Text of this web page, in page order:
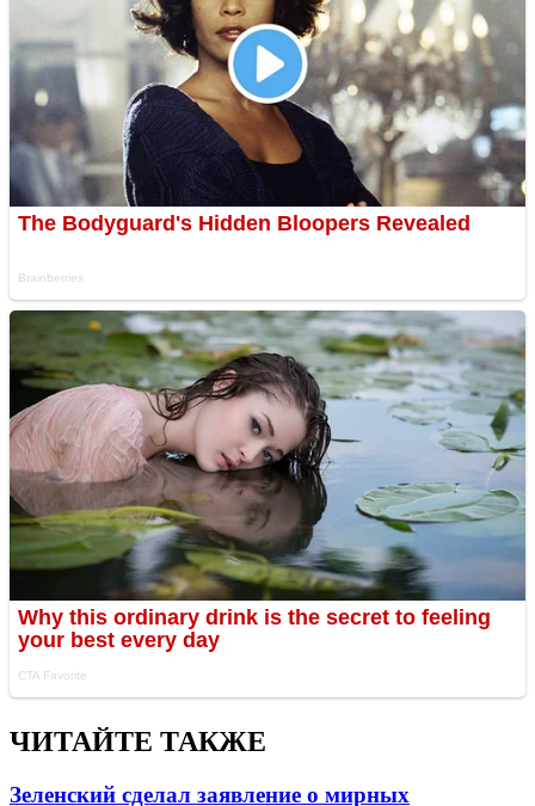
ЧИТАЙТЕ ТАКЖЕ
Зеленский сделал заявление о мирных